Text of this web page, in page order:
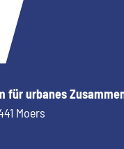
für urbanes
Moers